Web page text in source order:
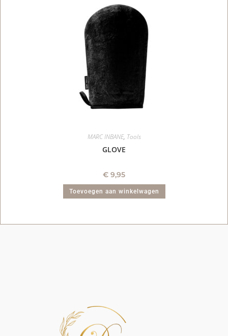
MARC INBANE, Tools
GLOVE
€ 9,95
Toevoegen aan winkelwagen